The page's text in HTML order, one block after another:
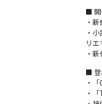
■ 開
・
・
リ
・
■ 登
・
・